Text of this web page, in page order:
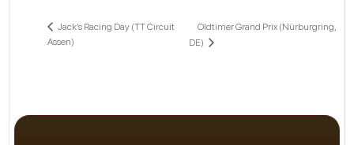
Jack’s Racing Day (TT Circuit
Assen)
Oldtimer Grand Prix (Nürburgring,
DE)